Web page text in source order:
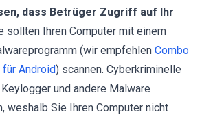
dass Betrüger Zugriff auf Ihr
sollten Ihren Computer mit einem
(wir empfehlen Combo
für Android) scannen. Cyberkriminelle
und andere Malware
weshalb Sie Ihren Computer nicht